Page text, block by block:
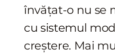
învățat-o nu se
cu sistemul
creștere. Mai